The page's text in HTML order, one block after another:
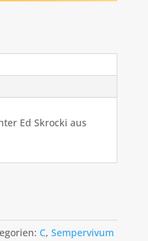
Ed Skrocki aus
C, Sempervivum